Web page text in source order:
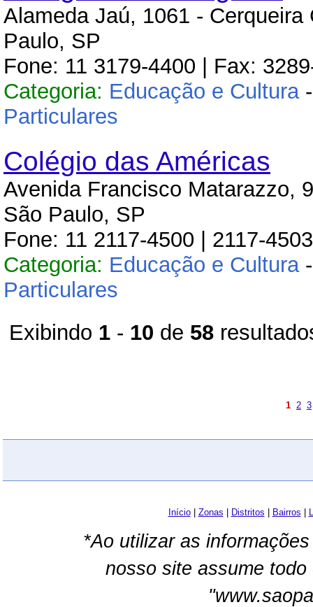
Alameda Jaú, 1061 - Cerqueira
Paulo, SP
Fone: 11 3179-4400 | Fax:
Categoria: Educação e Cultura
Particulares
Colégio das Américas
Avenida Francisco Matarazzo,
São Paulo, SP
Fone: 11 2117-4500 | 2117-4503
Categoria: Educação e Cultura
Particulares
Exibindo 1- 10 de 58
1 2 3
Início| Zonas Distritos Bairros
*Ao utilizar as
nosso site assume